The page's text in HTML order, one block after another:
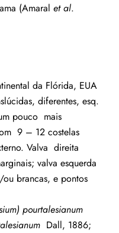
(Amaral et al.
da Flórida, EUA
diferentes, esq.
pouco mais
9 – 12 costelas
Valva direita
valva esquerda
brancas, e pontos
) pourtalesianum
Dall, 1886;